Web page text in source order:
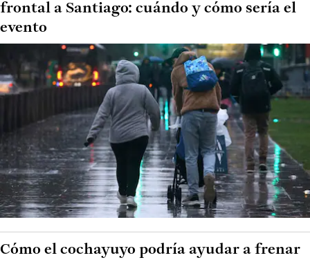
frontal a Santiago: cuándo y cómo sería el
evento
Cómo el cochayuyo podría ayudar a frenar